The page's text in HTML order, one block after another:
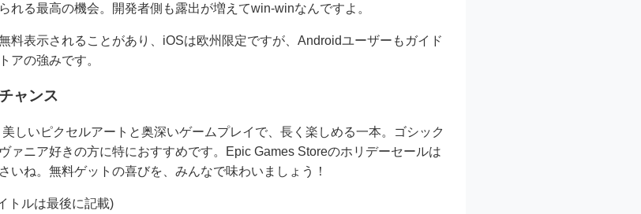
れる最高の機会。開発者側も露出が増えてwin-winなんですよ。
料表示されることがあり、iOSは欧州限定ですが、Androidユーザーもガイド
アの強みです。
ャンス
しいピクセルアートと奥深いゲームプレイで、長く楽しめる一本。ゴシック
ァニア好きの方に特におすすめです。Epic Games Storeのホリデーセールは
いね。無料ゲットの喜びを、みんなで味わいましょう！
トルは最後に記載)